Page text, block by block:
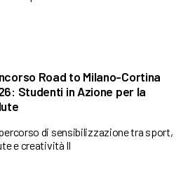
Road to Milano-Cortina
Studenti in Azione per la
di sensibilizzazione tra sport,
e creatività Il